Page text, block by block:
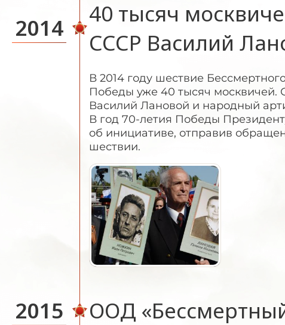
2014
40 тысяч
СССР Василий
В 2014 году шествие
Победы уже 40 тысяч москвичей.
Василий Лановой и народный
В год 70-летия Победы
об инициативе, отправив
шествии.
2015 ООД